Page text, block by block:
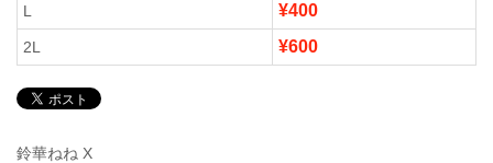
L ¥400
2L ¥600
鈴華ねね X